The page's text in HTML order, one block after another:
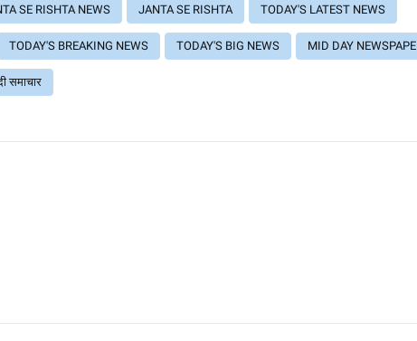
SE RISHTA NEWS JANTA SE RISHTA TODAY'S LATEST NEWS
TODAY'S BREAKING NEWS TODAY'S BIG NEWS MID DAY NEWSPAPE
समाचार